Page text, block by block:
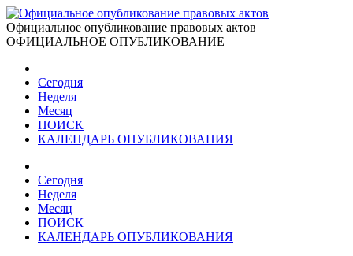
Официальное опубликование правовых актов
ОФИЦИАЛЬНОЕ ОПУБЛИКОВАНИЕ
Сегодня
Неделя
Месяц
ПОИСК
КАЛЕНДАРЬ ОПУБЛИКОВАНИЯ
Сегодня
Неделя
Месяц
ПОИСК
КАЛЕНДАРЬ ОПУБЛИКОВАНИЯ